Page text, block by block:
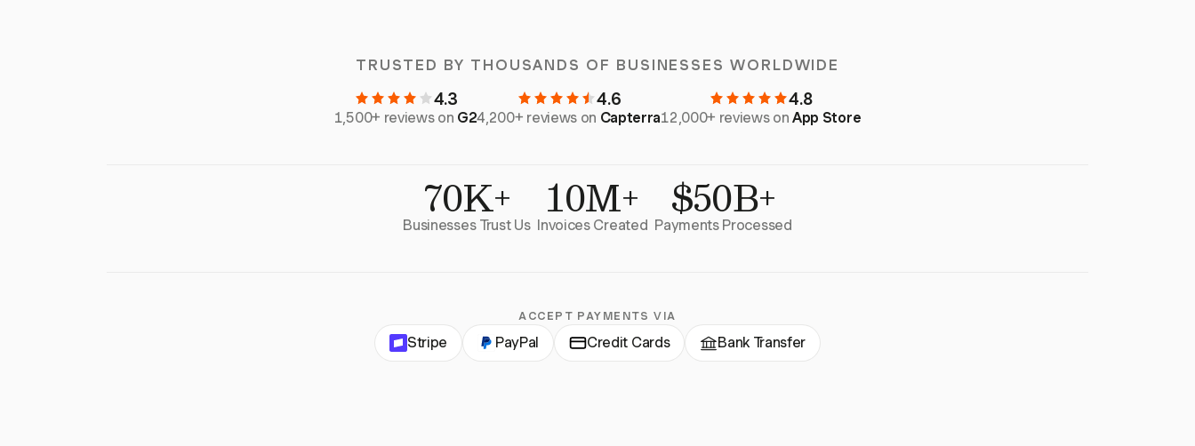
TRUSTED BY THOUSANDS OF BUSINESSES WORLDWIDE
4.3
1,500+ reviews on G2
4.6
4,200+ reviews on Capterra
4.8
12,000+ reviews onApp Store
70K+
Businesses Trust Us 10M+
Invoices Created $50B+
Payments Processed
ACCEPT PAYMENTS VIA
Stripe PayPal Credit Cards Bank Transfer